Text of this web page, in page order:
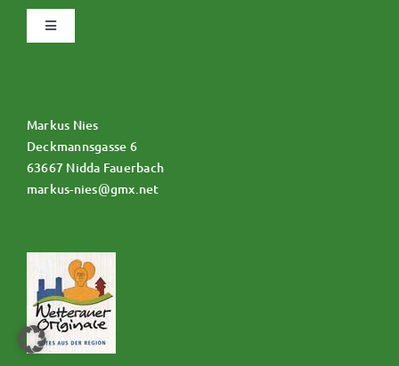
Navigation
Zahlungsweisen
Widerruf
Markus Nies
Deckmannsgasse 6
63667 Nidda Fauerbach
markus-nies@gmx.net